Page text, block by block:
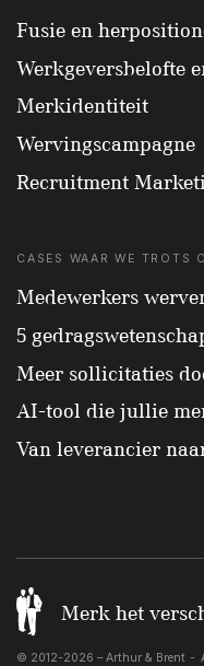
Fusie en
Werkgeversbelofte
Merkidentiteit
Wervingscampagne
Recruitment
CASES WAAR WE TROTS
Medewerkers
5
Meer sollicitaties
AI-tool die jullie
Van leverancier
Merk het
© 2012-2026 – Arthur & Brent